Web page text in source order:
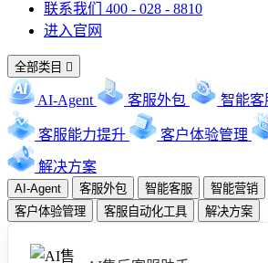
联系我们 400 - 028 - 8810
进入官网
全部类目 
AI-Agent 客服外包 智能客
客服能力提升 客户体验管理
解决方案
AI-Agent 客服外包 智能客服 智能营销
客户体验管理
客服自动化工具 解决方案